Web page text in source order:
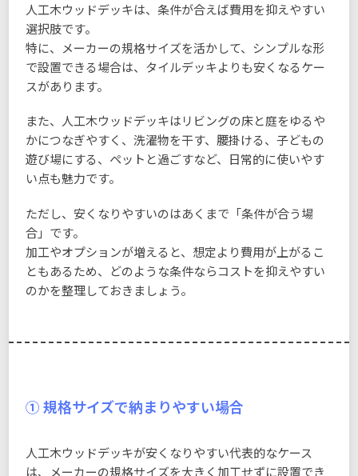
人工木ウッドデッキは、条件が合えば費用を抑えやすい
選択肢です。
特に、メーカーの規格サイズを活かして、シンプルな形
で設置できる場合は、タイルデッキよりも安くなるケー
スがあります。
また、人工木ウッドデッキはリビングの床と庭をゆるや
かにつなぎやすく、洗濯物を干す、腰掛ける、子どもの
遊び場にする、ペットと過ごすなど、日常的に使いやす
い点も魅力です。
ただし、安くなりやすいのはあくまで「条件が合う場
合」です。
加工やオプションが増えると、想定より費用が上がるこ
ともあるため、どのような条件ならコストを抑えやすい
のかを整理しておきましょう。
① 規格サイズで納まりやすい場合
人工木ウッドデッキが安くなりやすい代表的なケース
は、メーカーの規格サイズを大きく加工せずに設置でき